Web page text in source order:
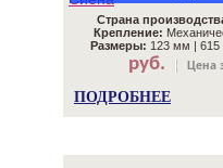
Страна
Крепление:
Размеры: 123 мм |
руб. Цена
ПОДРОБНЕЕ